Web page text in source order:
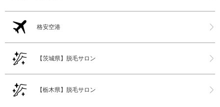
格安空港
【茨城県】脱毛サロン
【栃木県】脱毛サロン